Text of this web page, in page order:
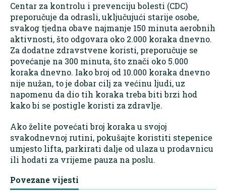
Centar za kontrolu i prevenciju bolesti (CDC)
preporučuje da odrasli, uključujući starije osobe,
svakog tjedna obave najmanje 150 minuta aerobnih
aktivnosti, što odgovara oko 2.000 koraka dnevno.
Za dodatne zdravstvene koristi, preporučuje se
povećanje na 300 minuta, što znači oko 5.000
koraka dnevno. Iako broj od 10.000 koraka dnevno
nije nužan, to je dobar cilj za većinu ljudi, uz
napomenu da dio tih koraka treba biti brzi hod
kako bi se postigle koristi za zdravlje.
Ako želite povećati broj koraka u svojoj
svakodnevnoj rutini, pokušajte koristiti stepenice
umjesto lifta, parkirati dalje od ulaza u prodavnicu
ili hodati za vrijeme pauza na poslu.
Povezane vijesti